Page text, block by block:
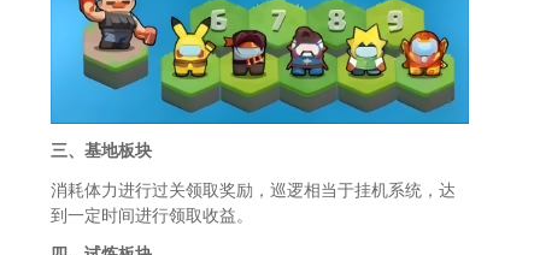
三、基地板块
消耗体力进行过关领取奖励，巡逻相当于挂机系统，达
到一定时间进行领取收益。